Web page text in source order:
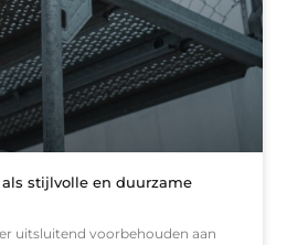
stijlvolle en duurzame
uitsluitend voorbehouden aan